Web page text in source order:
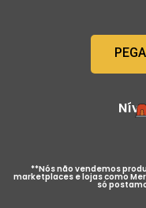
**Nós não vendemos
marketplaces e lojas como
só